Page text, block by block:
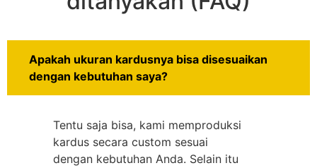
Apakah ukuran kardusnya bisa disesuaikan
dengan kebutuhan saya?
Tentu saja bisa, kami memproduksi
kardus secara custom sesuai
dengan kebutuhan Anda. Selain itu